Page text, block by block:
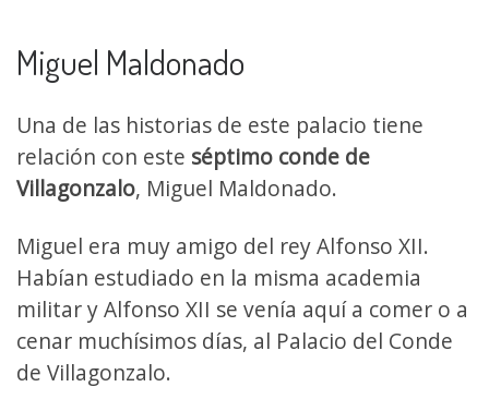
Miguel Maldonado
Una de las historias de este palacio tiene
relación con este séptimo conde de
Villagonzalo, Miguel Maldonado.
Miguel era muy amigo del rey Alfonso XII.
Habían estudiado en la misma academia
militar y Alfonso XII se venía aquí a comer o a
cenar muchísimos días, al Palacio del Conde
de Villagonzalo.